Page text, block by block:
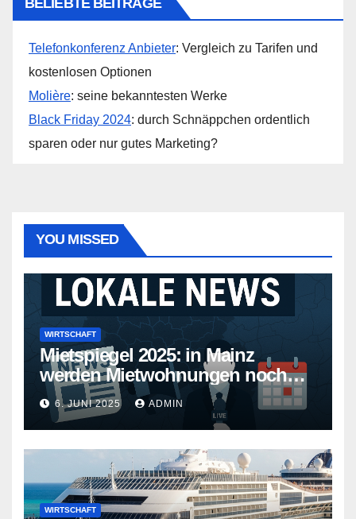
BELIEBTE BEITRÄGE
Telefonkonferenz Anbieter: Vergleich zu Tarifen und
kostenlosen Optionen
Molière: seine bekanntesten Werke
Black Friday 2024: durch Schnäppchen ordentlich
sparen oder nur gutes Marketing?
YOU MISSED
WIRTSCHAFT
Mietspiegel 2025: in Mainz
werden Mietwohnungen noch
teurer
6. JUNI 2025 ADMIN
WIRTSCHAFT